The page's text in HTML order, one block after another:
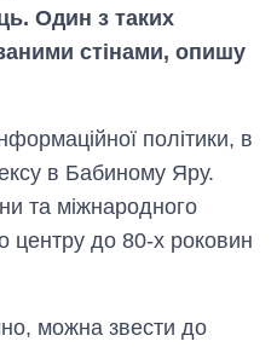
Один з таких
стінами, опишу
політики, в
в Бабиному Яру.
та міжнародного
центру до 80-х роковин
можна звести до